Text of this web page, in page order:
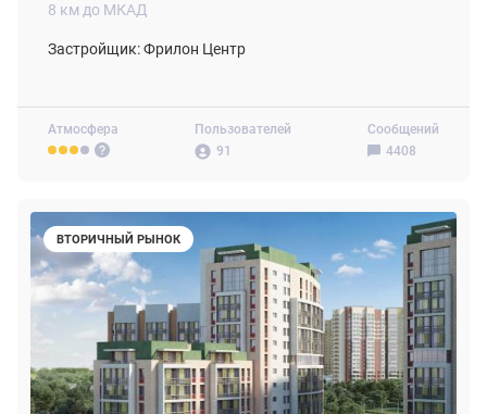
Атмосфера
Пользователей
91
Сообщений
4408
8 км до МКАД
Застройщик: Фрилон Центр
ВТОРИЧНЫЙ РЫНОК